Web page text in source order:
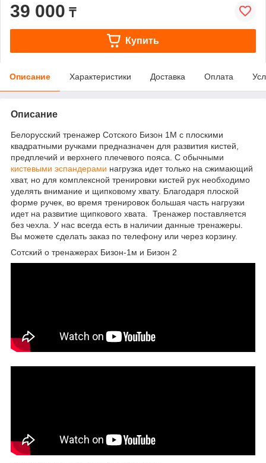
39 000 ₸
Купить
Описание Характеристики Доставка Оплата
Описание
Белорусский тренажер Сотского Бизон 1М с плоскими
квадратными ручками предназначен для развития кистей,
предплечий и верхнего плечевого пояса. С обычными
кистевыми эспандерами нагрузка идет только на сжимающий
хват, но для комплексной тренировки кистей рук необходимо
уделять внимание и щипковому хвату. Благодаря плоской
форме ручек, во время тренировок большая часть нагрузки
идет на развитие щипкового хвата. Тренажер поставляется
без чехла. У нас всегда есть в наличии данные тренажеры.
Вы можете сделать заказ по телефону или через корзину.
Сотский о тренажерах Бизон-1м и Бизон 2